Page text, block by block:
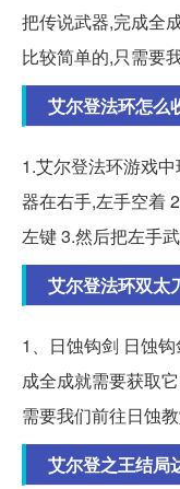
把传说武器,完成全
比较简单的,只需要
艾尔登法环怎么
1.艾尔登法环游戏
器在右手,左手空着
左键 3.然后把左手
艾尔登法环双太
1、日蚀钩剑 日蚀
成全成就需要获取
需要我们前往日蚀
艾尔登之王结局